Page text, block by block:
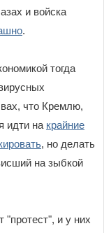
и войска
.
тогда
что Кремлю,
идти на крайние
, но делать
на зыбкой
и у них